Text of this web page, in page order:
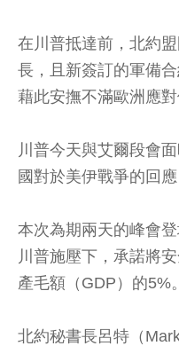
在川普抵達前，北約
長，且新簽訂的軍備
藉此安撫不滿歐洲應
川普今天與艾爾段會
國對於美伊戰爭的回
本次為期兩天的峰會
川普施壓下，承諾將
產毛額（GDP）的5%。
北約秘書長呂特（